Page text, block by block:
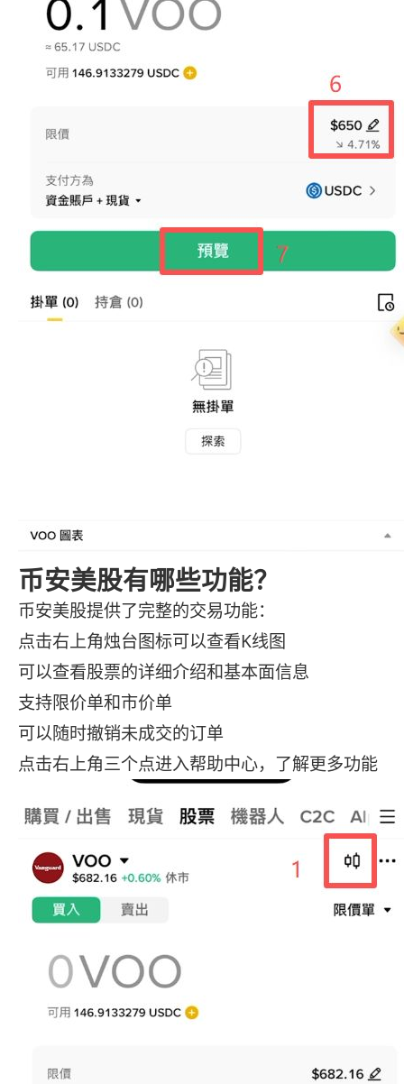
币安美股有哪些功能？
币安美股提供了完整的交易功能：
点击右上角烛台图标可以查看K线图
可以查看股票的详细介绍和基本面信息
支持限价单和市价单
可以随时撤销未成交的订单
点击右上角三个点进入帮助中心，了解更多功能